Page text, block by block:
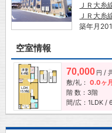
ＪＲ大糸
ＪＲ大糸
築年月
空室情報
70,000 円 /
敷/礼： 0.0ヶ月
階 数：3階
間/広：1LDK /